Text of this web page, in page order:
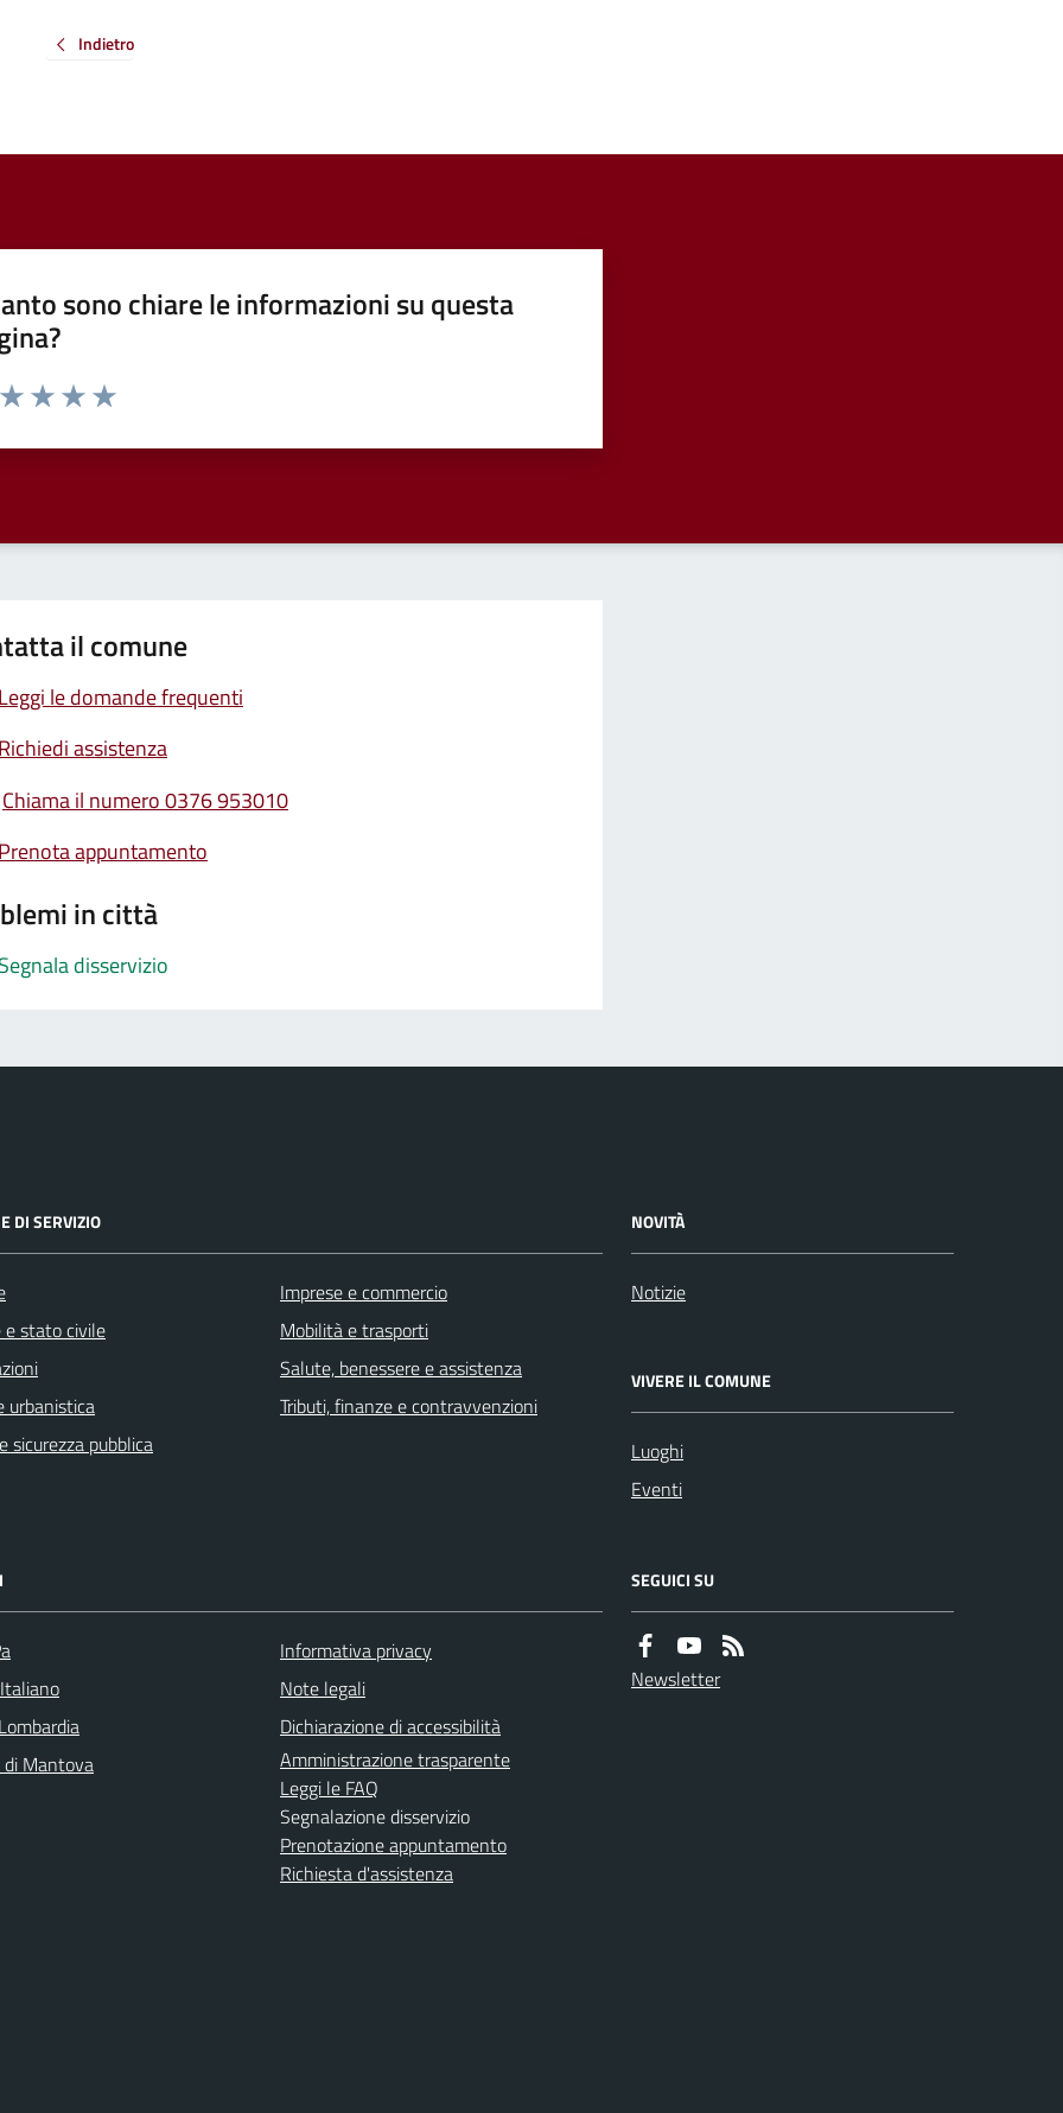
Indietro
sono chiare le informazioni su questa
da 1 a 5 stelle la pagina
il comune
Leggi le domande frequenti
Richiedi assistenza
Chiama il numero 0376 953010
Prenota appuntamento
in città
Segnala disservizio
DI SERVIZIO
e stato civile
urbanistica
sicurezza pubblica
Imprese e commercio
Mobilità e trasporti
Salute, benessere e assistenza
Tributi, finanze e contravvenzioni
NOVITÀ
Notizie
VIVERE IL COMUNE
Luoghi
Eventi
di Mantova
Informativa privacy
Note legali
Dichiarazione di accessibilità
Amministrazione trasparente
Leggi le FAQ
Segnalazione disservizio
Prenotazione appuntamento
Richiesta d'assistenza
SEGUICI SU
Newsletter